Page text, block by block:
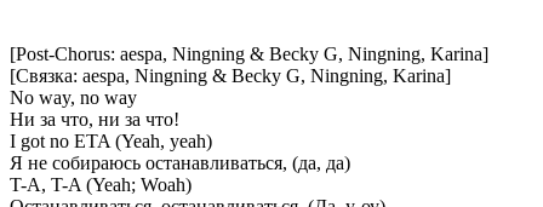
[Post-Chorus: aespa, Ningning & Becky G, Ningning, Karina]
[Связка: aespa, Ningning & Becky G, Ningning, Karina]
No way, no way
Ни за что, ни за что!
I got no ETA (Yeah, yeah)
Я не собираюсь останавливаться, (да, да)
T-A, T-A (Yeah; Woah)